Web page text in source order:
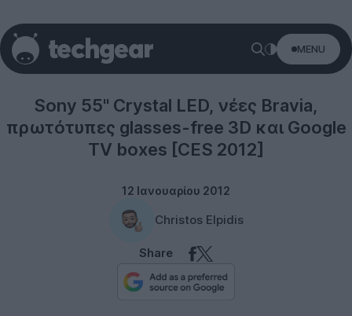
MENU
Technology
Sony 55'' Crystal LED, νέες Bravia,
πρωτότυπες glasses-free 3D και Google
TV boxes [CES 2012]
12 Ιανουαρίου 2012
Christos Elpidis
Share